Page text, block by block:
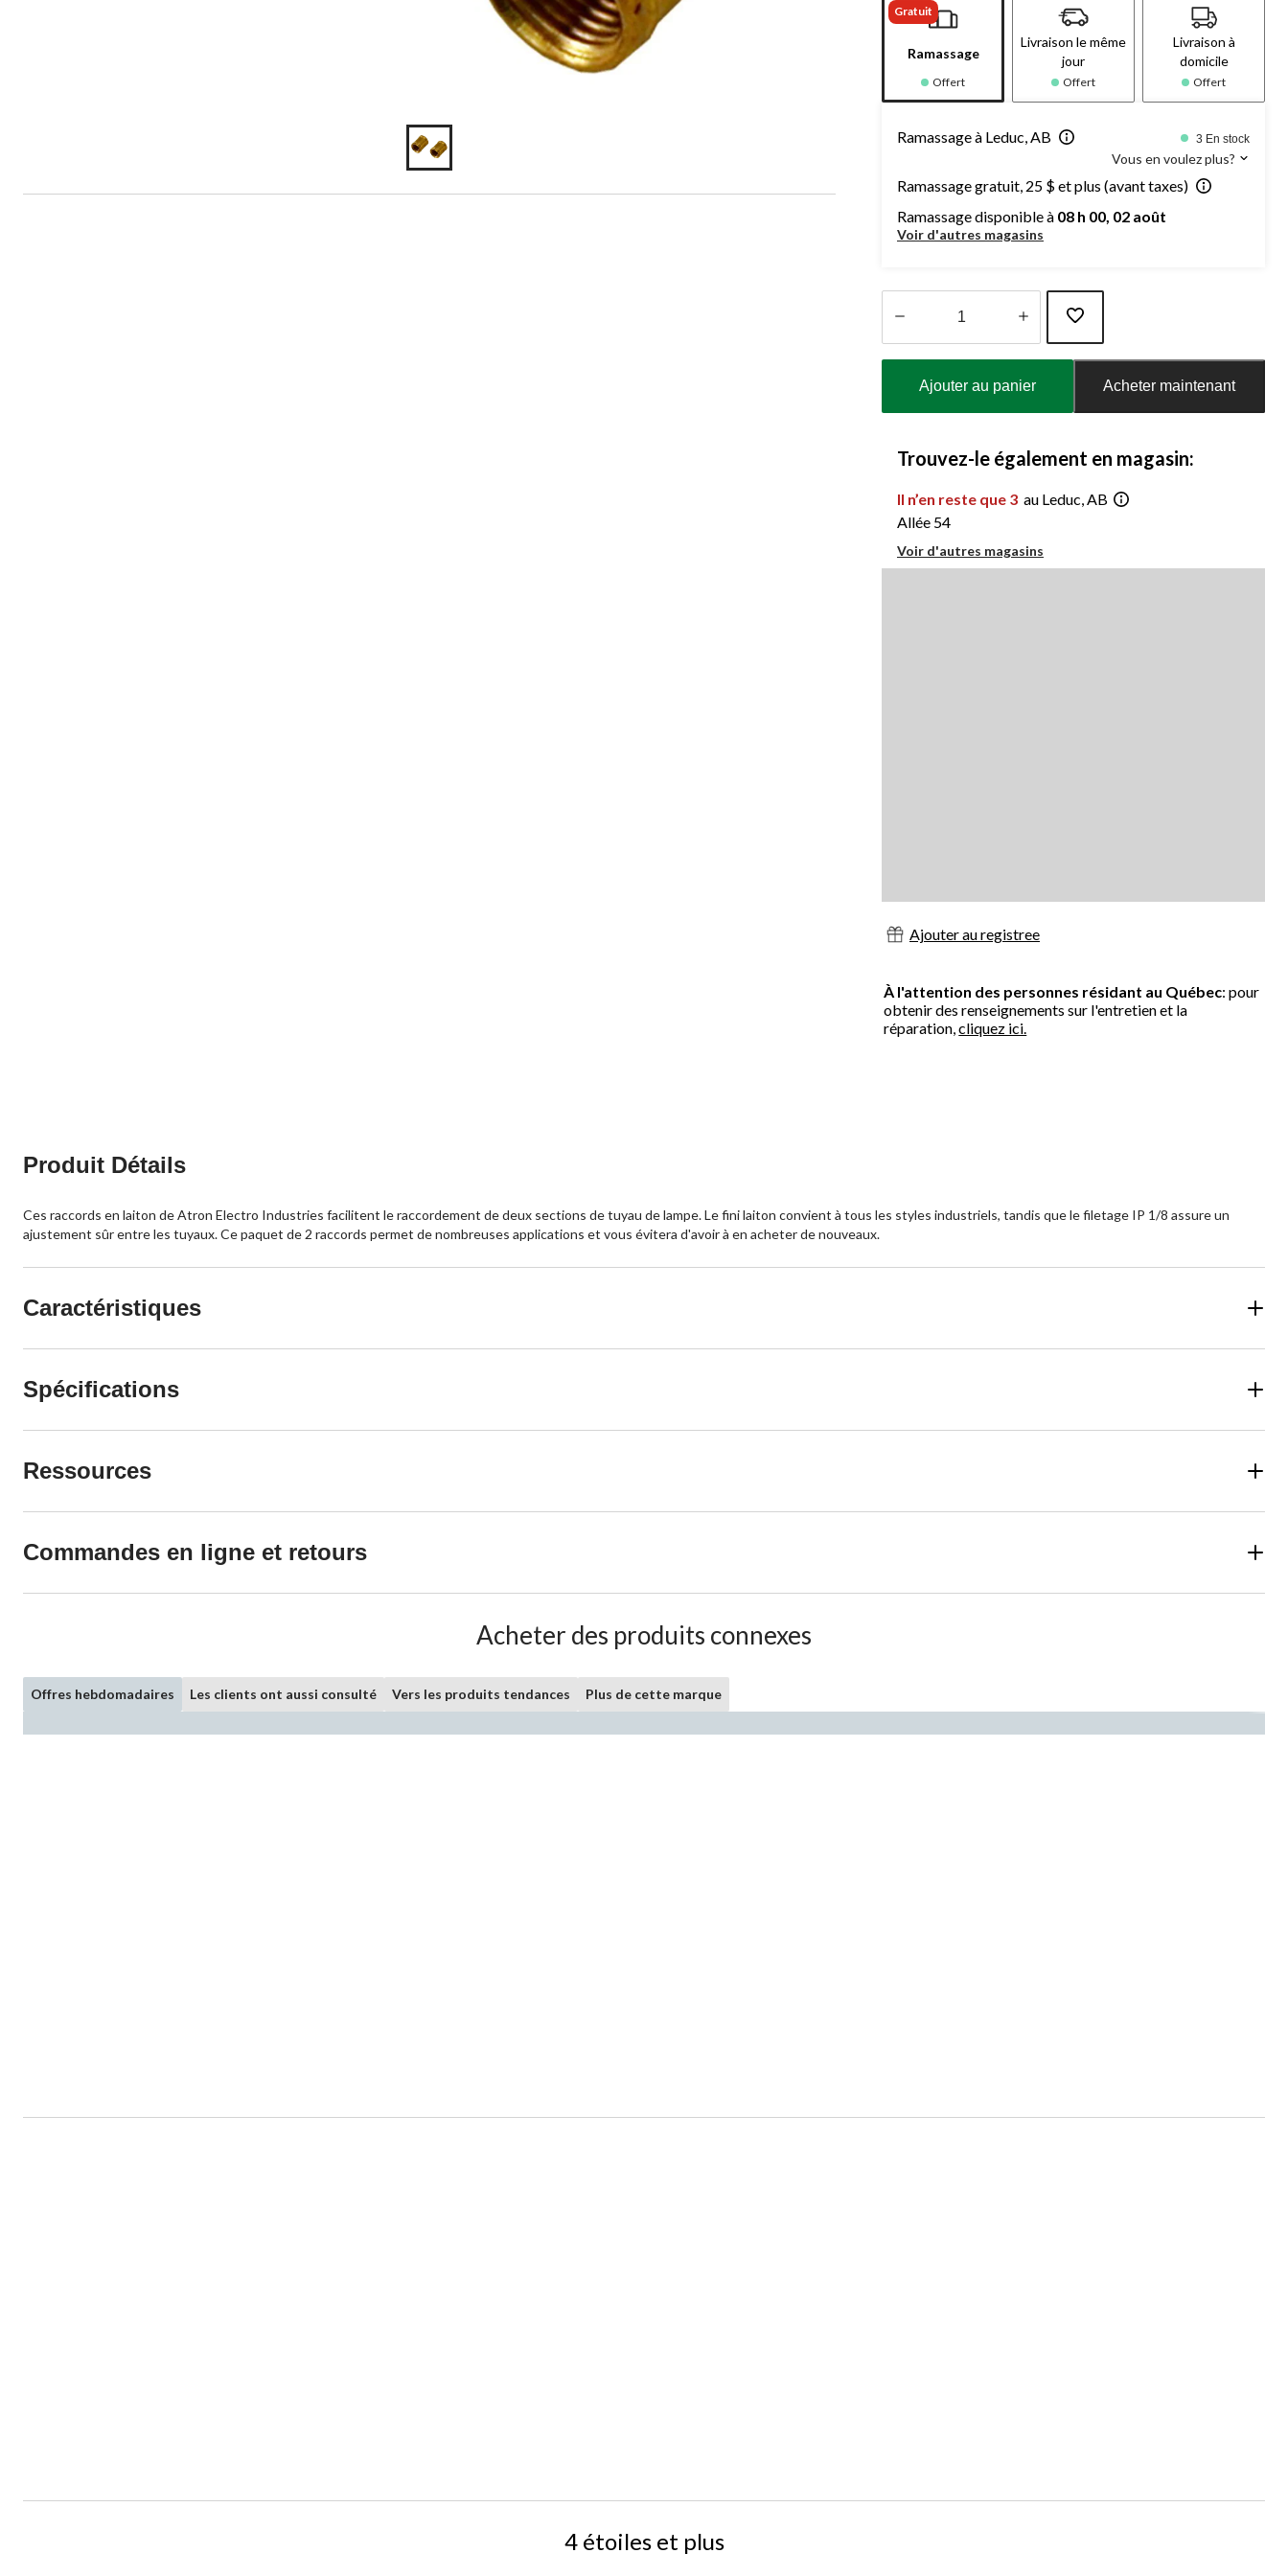
Gratuit
Ramassage
Offert
Livraison le même
jour
Offert
Livraison à
domicile
Offert
Ramassage à Leduc, AB 3 En stock
Vous en voulez plus?
Ramassage gratuit, 25 $ et plus (avant taxes)
Ramassage disponible à 08 h 00, 02 août
Voir d'autres magasins
Ajouter au panier Acheter maintenant
Trouvez-le également en magasin:
Il n’en reste que 3 au Leduc, AB
Allée 54
Voir d'autres magasins
Ajouter au registree
À l'attention des personnes résidant au Québec: pour
obtenir des renseignements sur l'entretien et la
réparation,cliquez ici.
Produit Détails
Ces raccords en laiton de Atron Electro Industries facilitent le raccordement de deux sections de tuyau de lampe. Le fini laiton convient à tous les styles industriels, tandis que le filetage IP 1/8 assure un
ajustement sûr entre les tuyaux. Ce paquet de 2 raccords permet de nombreuses applications et vous évitera d'avoir à en acheter de nouveaux.
Caractéristiques
Spécifications
Ressources
Commandes en ligne et retours
Acheter des produits connexes
Offres hebdomadaires Les clients ont aussi consulté Vers les produits tendances Plus de cette marque
4 étoiles et plus